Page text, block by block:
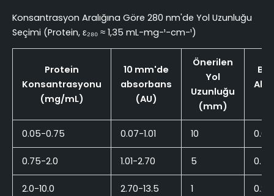
Konsantrasyon Aralığına Göre 280 nm'de Yol Uzunluğu
Seçimi (Protein, ε₂₈₀ ≈ 1,35 mL-mg-¹-cm-¹)
Protein
Konsantrasyonu
(mg/mL)
10 mm'de
absorbans
(AU)
Önerilen
Yol
Uzunluğu
(mm)
0.05-0.75 0.07-1.01 10
0.75-2.0 1.01-2.70 5
2.0-10.0 2.70-13.5 1